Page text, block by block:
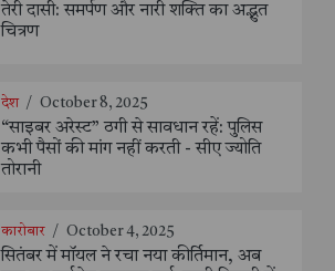
तेरी दासी: समर्पण और नारी शक्ति का अद्भुत
चित्रण
देश / October 8, 2025
“साइबर अरेस्ट” ठगी से सावधान रहें: पुलिस
कभी पैसों की मांग नहीं करती - सीए ज्योति
तोरानी
कारोबार / October 4, 2025
सितंबर में मॉयल ने रचा नया कीर्तिमान, अब